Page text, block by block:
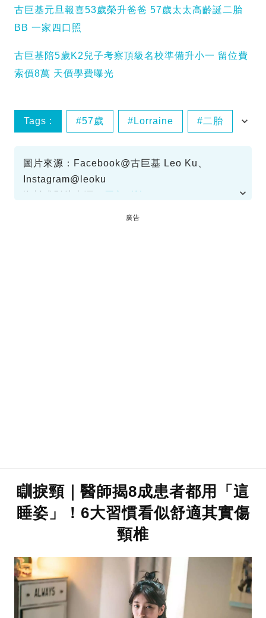
古巨基元旦報喜53歲榮升爸爸 57歲太太高齡誕二胎
BB 一家四口照
古巨基陪5歲K2兒子考察頂級名校準備升小一 留位費
索價8萬 天價學費曝光
Tags : 57歲 Lorraine 二胎
圖片來源：Facebook@古巨基 Leo Ku、
Instagram@leoku
廣告
瞓捩頸｜醫師揭8成患者都用「這
睡姿」！6大習慣看似舒適其實傷
頸椎